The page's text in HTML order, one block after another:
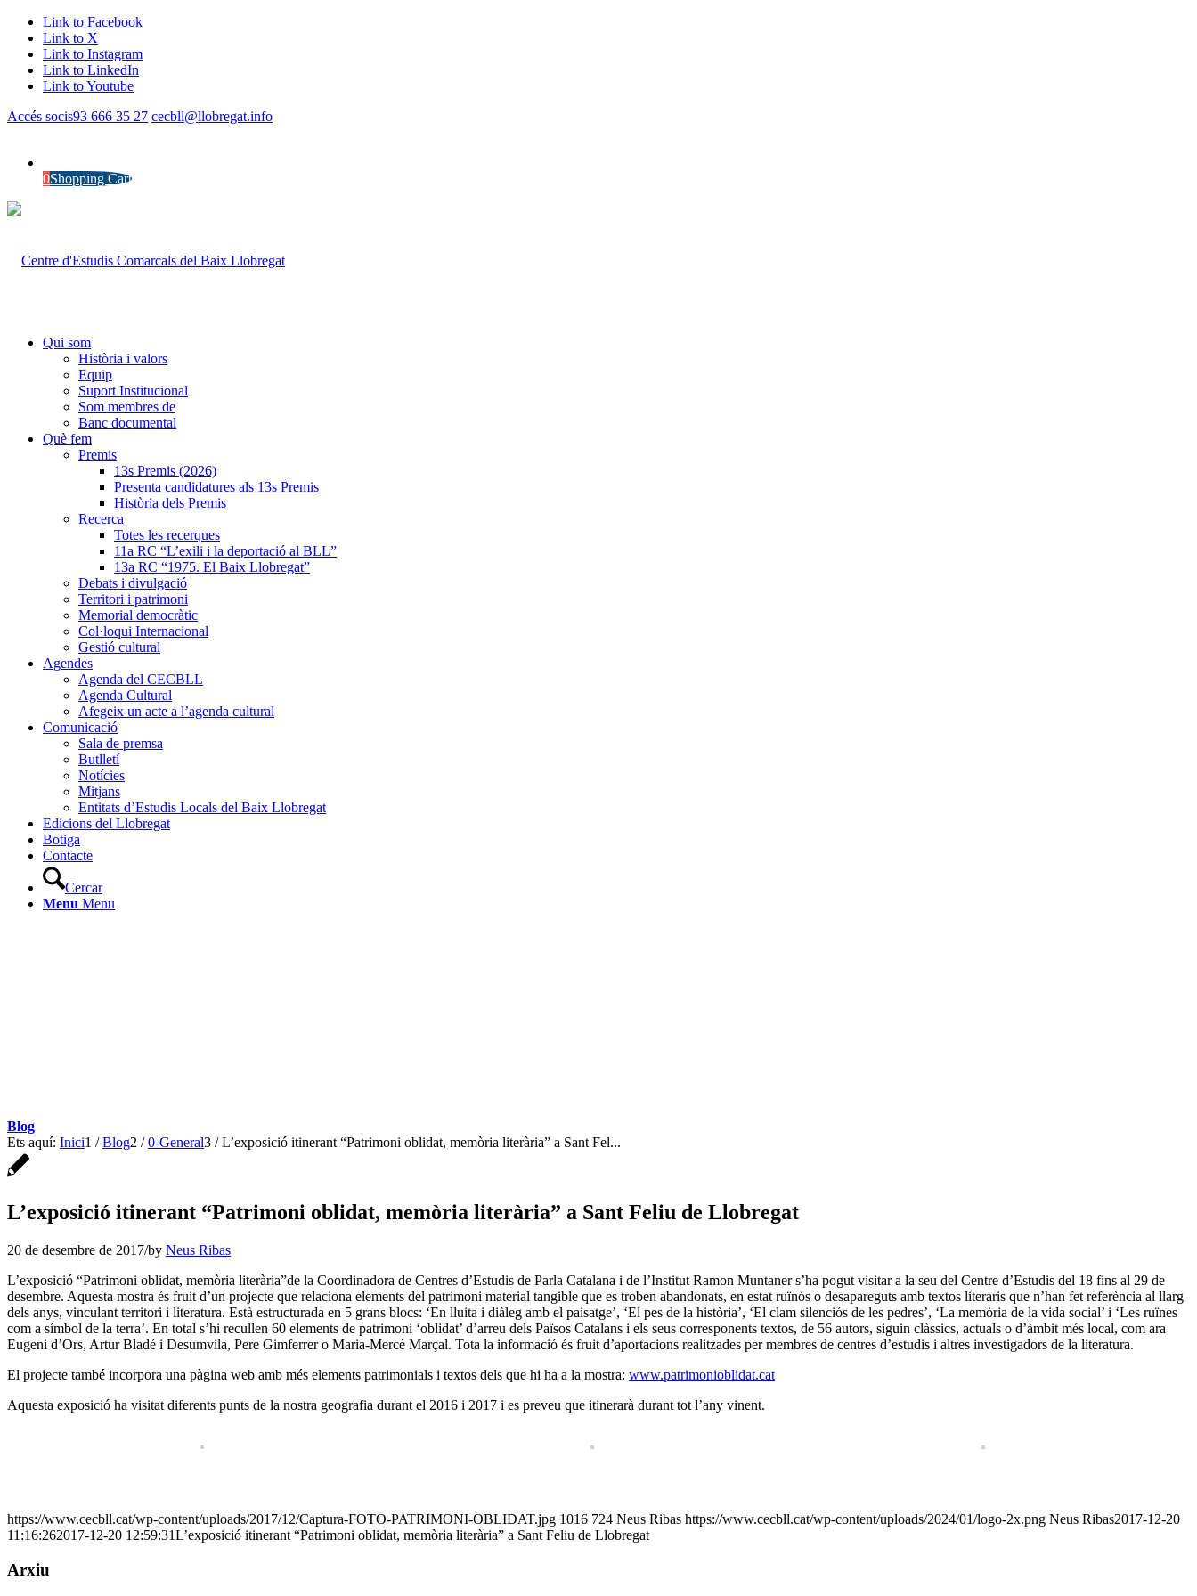
Link to Facebook
Link to X
Link to Instagram
Link to LinkedIn
Link to Youtube
Accés socis93 666 35 27 cecbll@llobregat.info
0Shopping Cart
Qui som
Història i valors
Equip
Suport Institucional
Som membres de
Banc documental
Què fem
Premis
13s Premis (2026)
Presenta candidatures als 13s Premis
Història dels Premis
Recerca
Totes les recerques
11a RC “L’exili i la deportació al BLL”
13a RC “1975. El Baix Llobregat”
Debats i divulgació
Territori i patrimoni
Memorial democràtic
Col·loqui Internacional
Gestió cultural
Agendes
Agenda del CECBLL
Agenda Cultural
Afegeix un acte a l’agenda cultural
Comunicació
Sala de premsa
Butlletí
Notícies
Mitjans
Entitats d’Estudis Locals del Baix Llobregat
Edicions del Llobregat
Botiga
Contacte
Cercar
Menu Menu
Blog
Ets aquí: Inici1 / Blog2 / 0-General3 / L’exposició itinerant “Patrimoni oblidat, memòria literària” a Sant Fel...
L’exposició itinerant “Patrimoni oblidat, memòria literària” a Sant Feliu de Llobregat
20 de desembre de 2017/by Neus Ribas
L’exposició “Patrimoni oblidat, memòria literària”de la Coordinadora de Centres d’Estudis de Parla Catalana i de l’Institut Ramon Muntaner s’ha pogut visitar a la seu del Centre d’Estudis del 18 fins al 29 de
desembre. Aquesta mostra és fruit d’un projecte que relaciona elements del patrimoni material tangible que es troben abandonats, en estat ruïnós o desapareguts amb textos literaris que n’han fet referència al llarg
dels anys, vinculant territori i literatura. Està estructurada en 5 grans blocs: ‘En lluita i diàleg amb el paisatge’, ‘El pes de la història’, ‘El clam silenciós de les pedres’, ‘La memòria de la vida social’ i ‘Les ruïnes
com a símbol de la terra’. En total s’hi recullen 60 elements de patrimoni ‘oblidat’ d’arreu dels Països Catalans i els seus corresponents textos, de 56 autors, siguin clàssics, actuals o d’àmbit més local, com ara
Eugeni d’Ors, Artur Bladé i Desumvila, Pere Gimferrer o Maria-Mercè Marçal. Tota la informació és fruit d’aportacions realitzades per membres de centres d’estudis i altres investigadors de la literatura.
El projecte també incorpora una pàgina web amb més elements patrimonials i textos dels que hi ha a la mostra: www.patrimonioblidat.cat
Aquesta exposició ha visitat diferents punts de la nostra geografia durant el 2016 i 2017 i es preveu que itinerarà durant tot l’any vinent.
https://www.cecbll.cat/wp-content/uploads/2017/12/Captura-FOTO-PATRIMONI-OBLIDAT.jpg 1016 724 Neus Ribas https://www.cecbll.cat/wp-content/uploads/2024/01/logo-2x.png Neus Ribas2017-12-20
11:16:262017-12-20 12:59:31L’exposició itinerant “Patrimoni oblidat, memòria literària” a Sant Feliu de Llobregat
Arxiu